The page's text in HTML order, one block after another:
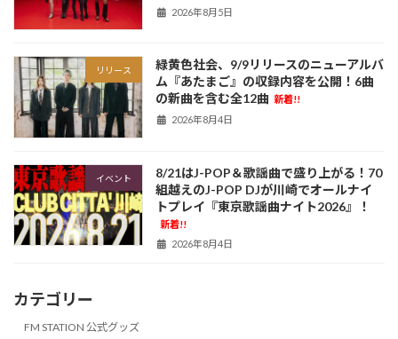
2026年8月5日
リリース
緑黄色社会、9/9リリースのニューアルバ
ム『あたまご』の収録内容を公開！6曲
の新曲を含む全12曲 新着!!
2026年8月4日
イベント
8/21はJ-POP＆歌謡曲で盛り上がる！70
組越えのJ-POP DJが川崎でオールナイ
トプレイ『東京歌謡曲ナイト2026』！
新着!!
2026年8月4日
カテゴリー
FM STATION 公式グッズ